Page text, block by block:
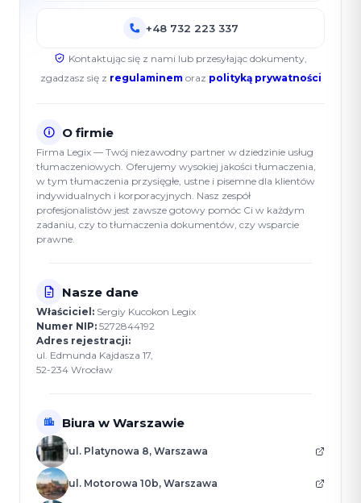
+48 732 223 337
Kontaktując się z nami lub przesyłając dokumenty,
zgadzasz się z regulaminem oraz polityką prywatności
O firmie
Firma Legix — Twój niezawodny partner w dziedzinie usług
tłumaczeniowych. Oferujemy wysokiej jakości tłumaczenia,
w tym tłumaczenia przysięgłe, ustne i pisemne dla klientów
indywidualnych i korporacyjnych. Nasz zespół
profesjonalistów jest zawsze gotowy pomóc Ci w każdym
zadaniu, czy to tłumaczenia dokumentów, czy wsparcie
prawne.
Nasze dane
Właściciel: Sergiy Kucokon Legix
Numer NIP: 5272844192
Adres rejestracji:
ul. Edmunda Kajdasza 17,
52-234 Wrocław
Biura w Warszawie
ul. Platynowa 8, Warszawa
ul. Motorowa 10b, Warszawa